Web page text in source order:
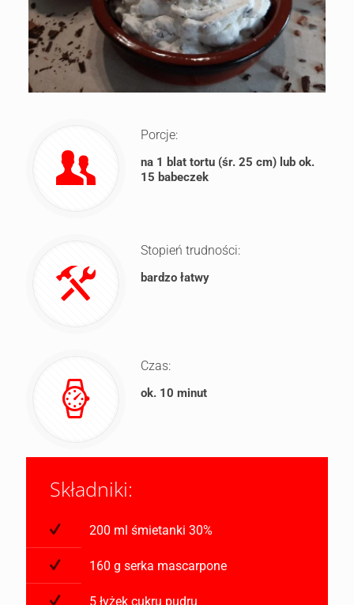
Porcje:
na 1 blat tortu (śr. 25 cm) lub ok.
15 babeczek
Stopień trudności:
bardzo łatwy
Czas:
ok. 10 minut
Składniki:
200 ml śmietanki 30%
160 g serka mascarpone
5 łyżek cukru pudru